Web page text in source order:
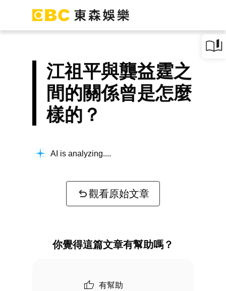
江祖平與龔益霆之
間的關係曾是怎麼
樣的？
AI is analyzing...
觀看原始文章
你覺得這篇文章有幫助嗎？
有幫助